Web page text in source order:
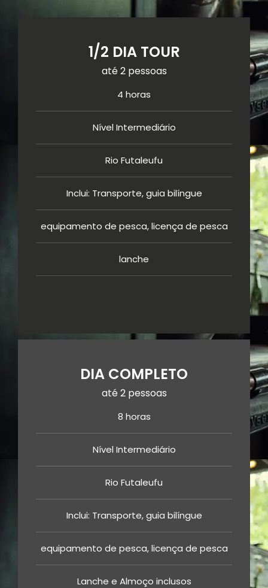
1/2 DIA TOUR
até 2 pessoas
4 horas
Nível Intermediário
Rio Futaleufu
Inclui: Transporte, guia bilíngue
equipamento de pesca, licença de pesca
lanche
DIA COMPLETO
até 2 pessoas
8 horas
Nível Intermediário
Rio Futaleufu
Inclui: Transporte, guia bilíngue
equipamento de pesca, licença de pesca
Lanche e Almoço inclusos